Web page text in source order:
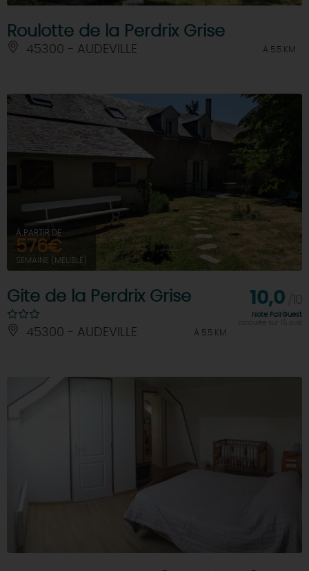
Roulotte de la Perdrix Grise
45300 - AUDEVILLE À 5.5 KM
À PARTIR DE
576€
SEMAINE (MEUBLÉ)
Gite de la Perdrix Grise
45300 - AUDEVILLE À 5.5 KM
10,0
Note FairGuest
calculée sur 15 avis